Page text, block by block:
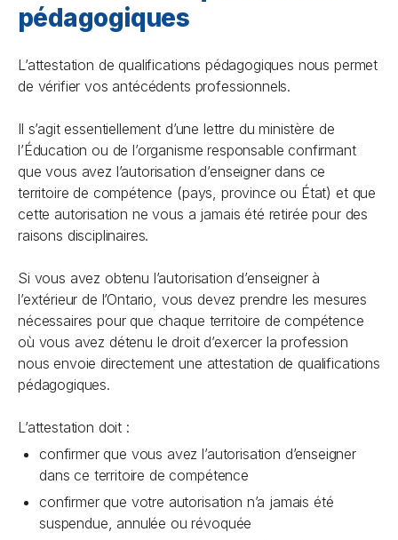
pédagogiques
L’attestation de qualifications pédagogiques nous permet
de vérifier vos antécédents professionnels.
Il s’agit essentiellement d’une lettre du ministère de
l’Éducation ou de l’organisme responsable confirmant
que vous avez l’autorisation d’enseigner dans ce
territoire de compétence (pays, province ou État) et que
cette autorisation ne vous a jamais été retirée pour des
raisons disciplinaires.
Si vous avez obtenu l’autorisation d’enseigner à
l’extérieur de l’Ontario, vous devez prendre les mesures
nécessaires pour que chaque territoire de compétence
où vous avez détenu le droit d’exercer la profession
nous envoie directement une attestation de qualifications
pédagogiques.
L’attestation doit :
confirmer que vous avez l’autorisation d’enseigner
dans ce territoire de compétence
confirmer que votre autorisation n’a jamais été
suspendue, annulée ou révoquée